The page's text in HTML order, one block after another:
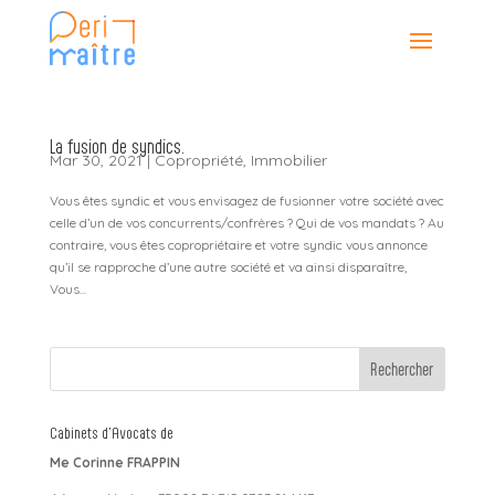
La fusion de syndics.
Mar 30, 2021| Copropriété, Immobilier
Vous êtes syndic et vous envisagez de fusionner votre société avec
celle d’un de vos concurrents/confrères ? Qui de vos mandats ? Au
contraire, vous êtes copropriétaire et votre syndic vous annonce
qu’il se rapproche d’une autre société et va ainsi disparaître,
Vous...
Cabinets d’Avocats de
Me Corinne FRAPPIN